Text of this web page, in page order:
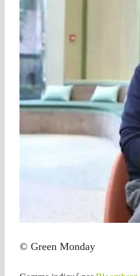
© Green Monday